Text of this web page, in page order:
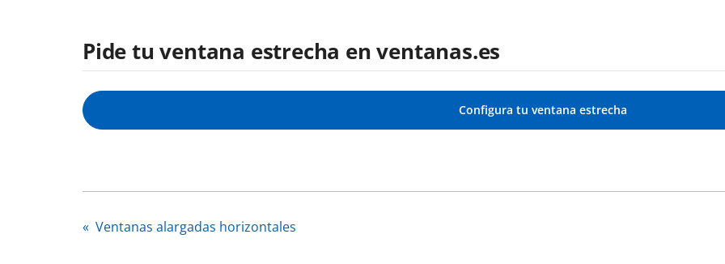
Pide tu ventana estrecha en ventanas.es
Configura tu ventana estrecha
« Ventanas alargadas horizontales